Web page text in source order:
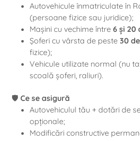
Autovehicule înmatriculate în
(persoane fizice sau juridice);
Mașini cu vechime între 6 și 20
Șoferi cu vârsta de peste 30
fizice);
Vehicule utilizate normal (nu
scoală șoferi, raliuri).
🛡️ Ce se asigură
Autovehiculul tău + dotări de
opționale;
Modificări constructive